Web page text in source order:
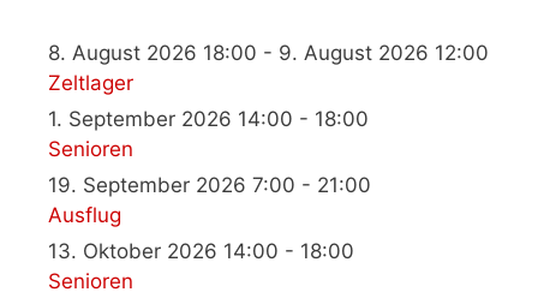
8. August 2026 18:00 - 9. August 2026 12:00
Zeltlager
1. September 2026 14:00 - 18:00
Senioren
19. September 2026 7:00 - 21:00
Ausflug
13. Oktober 2026 14:00 - 18:00
Senioren